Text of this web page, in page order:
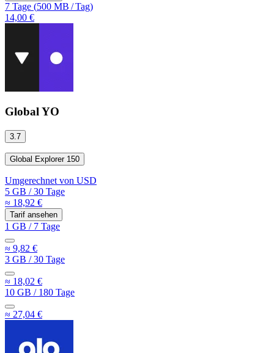
7 Tage (500 MB /Tag)
14,00 €
Global YO
3.7
Global Explorer 150
Umgerechnet von USD
5 GB /30 Tage
≈ 18,92 €
Tarif ansehen
1 GB /7 Tage
≈ 9,82 €
3 GB /30 Tage
≈ 18,02 €
10 GB /180 Tage
≈ 27,04 €